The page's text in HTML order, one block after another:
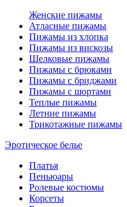
Женские пижамы
Атласные пижамы
Пижамы из хлопка
Пижамы из вискозы
Шелковые пижамы
Пижамы с брюками
Пижамы с бриджами
Пижамы с шортами
Теплые пижамы
Летние пижамы
Трикотажные пижамы
Эротическое белье
Платья
Пеньюары
Ролевые костюмы
Корсеты